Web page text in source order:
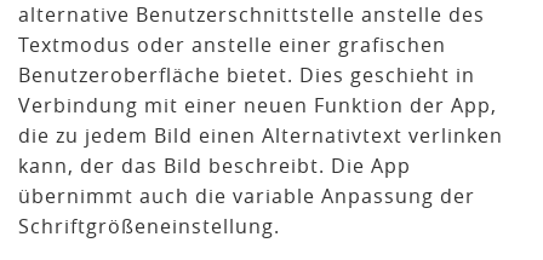
alternative Benutzerschnittstelle anstelle des
Textmodus oder anstelle einer grafischen
Benutzeroberfläche bietet. Dies geschieht in
Verbindung mit einer neuen Funktion der App,
die zu jedem Bild einen Alternativtext verlinken
kann, der das Bild beschreibt. Die App
übernimmt auch die variable Anpassung der
Schriftgrößeneinstellung.